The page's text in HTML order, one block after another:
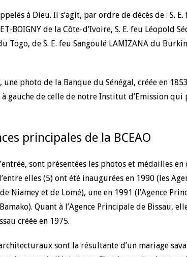
à Dieu. Il s’agit, par ordre de décès de : S.
BOIGNY de la Côte-d’Ivoire, S. E. feu Léopold
Togo, de S. E. feu Sangoulé LAMIZANA du
photo de la Banque du Sénégal, créée en
à gauche de celle de notre Institut d’Emission
principales de la BCEAO
sont présentées les photos et médailles en
elles (5) ont été inaugurées en 1990 (les
Niamey et de Lomé), une en 1991 (l’Agence
Quant à l’Agence Principale de Bissau,
créée en 1975.
sont la résultante d’un mariage